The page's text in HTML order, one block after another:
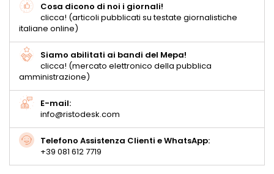
Cosa dicono di noi i giornali!
clicca! (articoli pubblicati su testate giornalistiche
italiane online)
Siamo abilitati ai bandi del Mepa!
clicca! (mercato elettronico della pubblica
amministrazione)
E-mail:
info@ristodesk.com
Telefono Assistenza Clienti e WhatsApp:
+39 081 612 7719